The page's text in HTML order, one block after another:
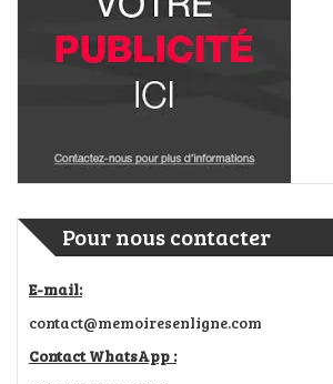
Pour nous contacter
E-mail:
contact@memoiresenligne.com
Contact WhatsApp :